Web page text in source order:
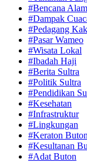
#Bencana Alam
#Dampak
#Pedagang
#Pasar Wameo
#Wisata Lokal
#Ibadah Haji
#Berita Sultra
#Politik Sultra
#Pendidikan
#Kesehatan
#Infrastruktur
#Lingkungan
#Keraton Buton
#Kesultanan
#Adat Buton